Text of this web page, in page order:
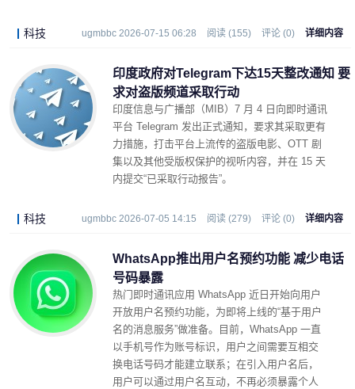
科技 ugmbbc 2026-07-15 06:28 阅读 (155) 评论 (0) 详细内容
印度政府对Telegram下达15天整改通知 要
求对盗版频道采取行动
印度信息与广播部（MIB）7 月 4 日向即时通讯
平台 Telegram 发出正式通知，要求其采取更有
力措施，打击平台上流传的盗版电影、OTT 剧
集以及其他受版权保护的视听内容，并在 15 天
内提交“已采取行动报告”。
科技 ugmbbc 2026-07-05 14:15 阅读 (279) 评论 (0) 详细内容
WhatsApp推出用户名预约功能 减少电话
号码暴露
热门即时通讯应用 WhatsApp 近日开始向用户
开放用户名预约功能，为即将上线的“基于用户
名的消息服务”做准备。目前，WhatsApp 一直
以手机号作为账号标识，用户之间需要互相交
换电话号码才能建立联系；在引入用户名后，
用户可以通过用户名互动，不再必须暴露个人